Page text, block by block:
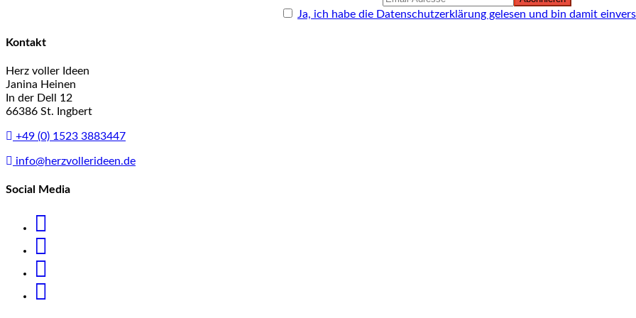
Ja, ich habe die Datenschutzerklärung gelesen und bin damit
Kontakt
Herz voller Ideen
Janina Heinen
In der Dell 12
66386 St. Ingbert
+49 (0) 1523 3883447
info@herzvollerideen.de
Social Media